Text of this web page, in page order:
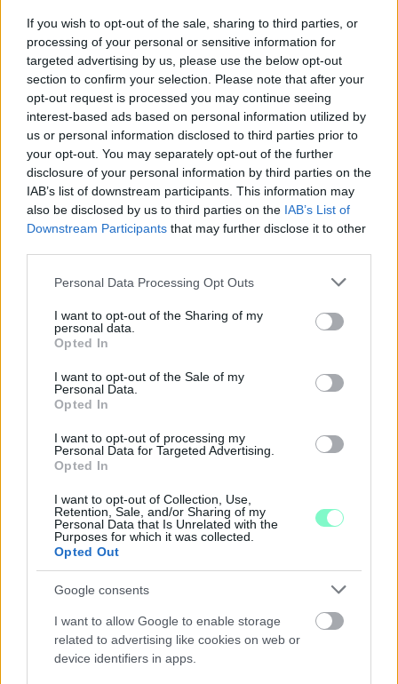
If you wish to opt-out of the sale, sharing to third parties, or
processing of your personal or sensitive information for
targeted advertising by us, please use the below opt-out
section to confirm your selection. Please note that after your
opt-out request is processed you may continue seeing
interest-based ads based on personal information utilized by
us or personal information disclosed to third parties prior to
your opt-out. You may separately opt-out of the further
disclosure of your personal information by third parties on the
IAB’s list of downstream participants. This information may
also be disclosed by us to third parties on the IAB’s List of
Downstream Participants that may further disclose it to other
Please note that this website/app uses one or more Google
not limited to your visit or usage behaviour. You may click to
grant or deny consent to Google and its third-party tags to
use your data for below specified purposes in below Google
consent section.
Personal Data Processing Opt Outs
I want to opt-out of the Sharing of my
personal data.
Opted In
I want to opt-out of the Sale of my
Personal Data.
Opted In
I want to opt-out of processing my
Personal Data for Targeted Advertising.
Opted In
I want to opt-out of Collection, Use,
Retention, Sale, and/or Sharing of my
Personal Data that Is Unrelated with the
Purposes for which it was collected.
Opted Out
Google consents
I want to allow Google to enable storage
related to advertising like cookies on web or
device identifiers in apps.
VÁDAT AZ ÜGYÉSZSÉG
A férfi a nyílt utcán kezdte verni áldozatát.
Szólj hozzá!